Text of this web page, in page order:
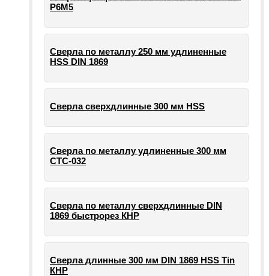
Р6М5
Сверла по металлу 250 мм удлиненные
HSS DIN 1869
Сверла сверхдлинные 300 мм HSS
Сверла по металлу удлиненные 300 мм
СТС-032
Сверла по металлу сверхдлинные DIN
1869 быстрорез КНР
Сверла длинные 300 мм DIN 1869 HSS Tin
КНР